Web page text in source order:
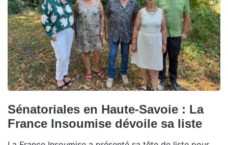
Sénatoriales en Haute-Savoie : La
France Insoumise dévoile sa liste